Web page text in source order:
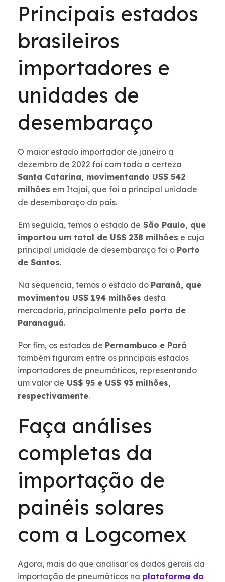
Principais estados
brasileiros
importadores e
unidades de
desembaraço
O maior estado importador de janeiro a
dezembro de 2022 foi com toda a certeza
Santa Catarina, movimentando US$ 542
milhões em Itajaí, que foi a principal unidade
de desembaraço do país.
Em seguida, temos o estado de São Paulo, que
importou um total de US$ 238 milhões e cuja
principal unidade de desembaraço foi o Porto
de Santos.
Na sequência, temos o estado do Paraná, que
movimentou US$ 194 milhões desta
mercadoria, principalmente pelo porto de
Paranaguá.
Por fim, os estados de Pernambuco e Pará
também figuram entre os principais estados
importadores de pneumáticos, representando
um valor de US$ 95 e US$ 93 milhões,
respectivamente.
Faça análises
completas da
importação de
painéis solares
com a Logcomex
Agora, mais do que analisar os dados gerais da
importação de pneumáticos na plataforma da